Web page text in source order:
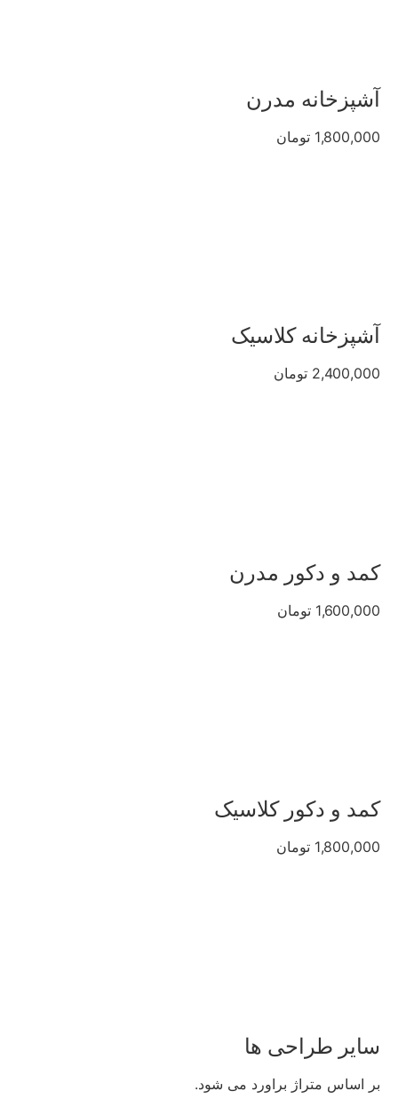
آشپزخانه مدرن
1,800,000 تومان
آشپزخانه کلاسیک
2,400,000 تومان
کمد و دکور مدرن
1,600,000 تومان
کمد و دکور کلاسیک
1,800,000 تومان
سایر طراحی ها
بر اساس متراژ براورد می شود.